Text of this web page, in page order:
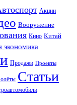
Акции
Вооружение
Кино Китай
экономика
Продажи Проекты
Статьи